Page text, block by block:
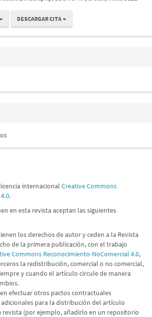
DESCARGAR CITA
internacionalCreative Commons
.
en esta revista aceptan las siguientes
los derechos de autor y ceden a la Revista
de la primera publicación, con el trabajo
Commons Reconocimiento-NoComercial 4.0,
la redistribución, comercial o no comercial,
y cuando el artículo circule de manera
efectuar otros pactos contractuales
para la distribución del artículo
revista (por ejemplo, añadirlo en un repositorio